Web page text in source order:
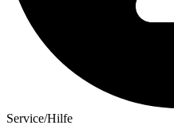
Service/Hilfe